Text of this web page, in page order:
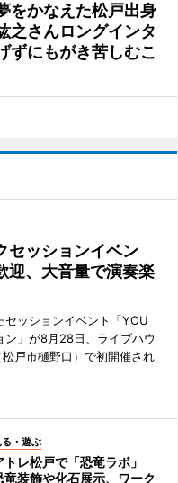
をかなえた松戸出身
之さんロングインタ
ずにもがき苦しむこ
セッションイベン
、大音量で演奏楽
セッションイベント「YOU
ン」が8月28日、ライブハウ
戸市樋野口）で初開催され
る・遊ぶ
トレ松戸で「恐竜ラボ」
竜装飾や化石展示、ワーク